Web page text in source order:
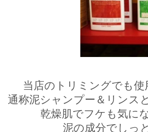
当店のトリミングでも
通称泥シャンプー＆リンス
乾燥肌でフケも気に
泥の成分でしっ